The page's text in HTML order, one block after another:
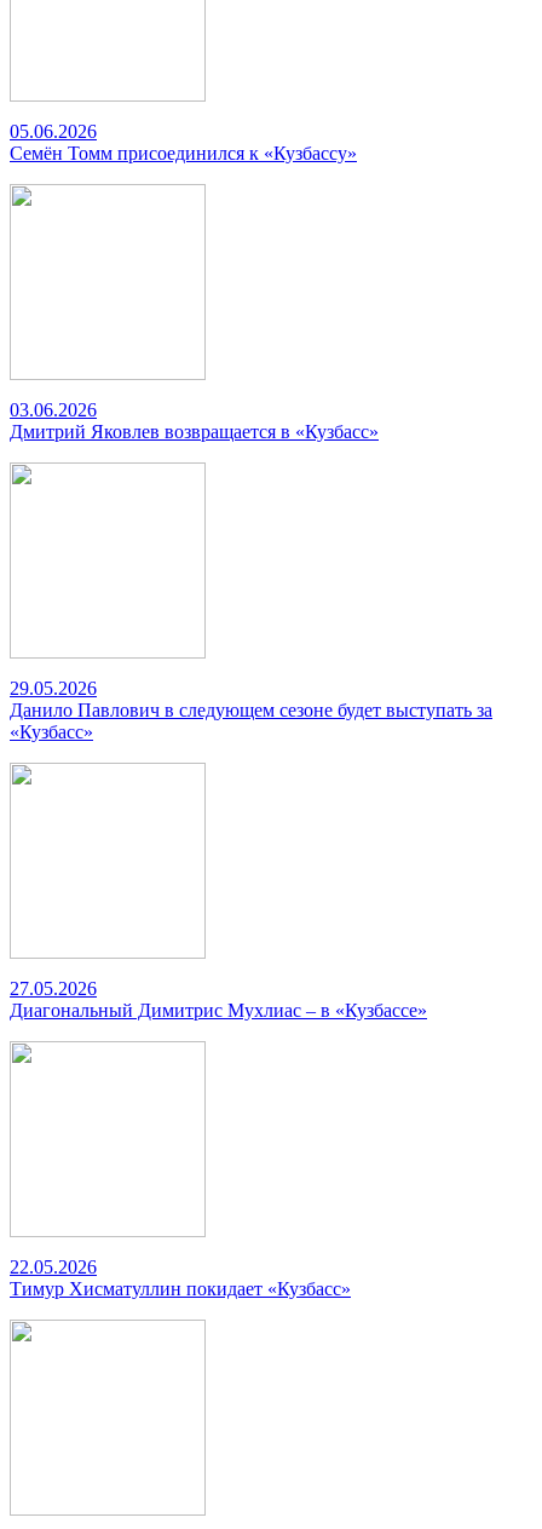
05.06.2026
Семён Томм присоединился к «Кузбассу»
03.06.2026
Дмитрий Яковлев возвращается в «Кузбасс»
29.05.2026
Данило Павлович в следующем сезоне будет выступать за
«Кузбасс»
27.05.2026
Диагональный Димитрис Мухлиас – в «Кузбассе»
22.05.2026
Тимур Хисматуллин покидает «Кузбасс»